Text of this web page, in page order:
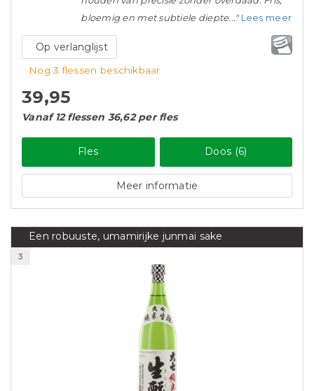
bloemig en met subtiele diepte..." Lees meer
Op verlanglijst
Nog 3 flessen beschikbaar
39,95
Vanaf 12 flessen 36,62 per fles
Fles Doos (6)
Meer informatie
Een robuuste, umamirijke junmai sake
3